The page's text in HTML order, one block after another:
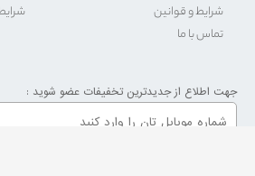
شرایط و قوانین
تماس با ما
جهت اطلاع از جدیدترین تخفیفات عضو شوید :